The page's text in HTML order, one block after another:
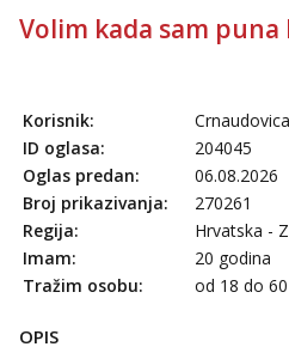
tel:0,93€ - mob:1,12€
064/677-677- Kod:
tel:0,93€ - mob:1,12€
Zara
Čekam tvoj poziv!
064/677-677- Kod:
tel:0,93€ - mob:1,12€
Volim kada sam
Korisnik:
ID oglasa:
204045
Oglas predan:
06.08.2026
Broj prikazivanja:
270261
Regija:
Hrvatska -
Imam:
20 godina
Tražim osobu:
od 18 do
OPIS